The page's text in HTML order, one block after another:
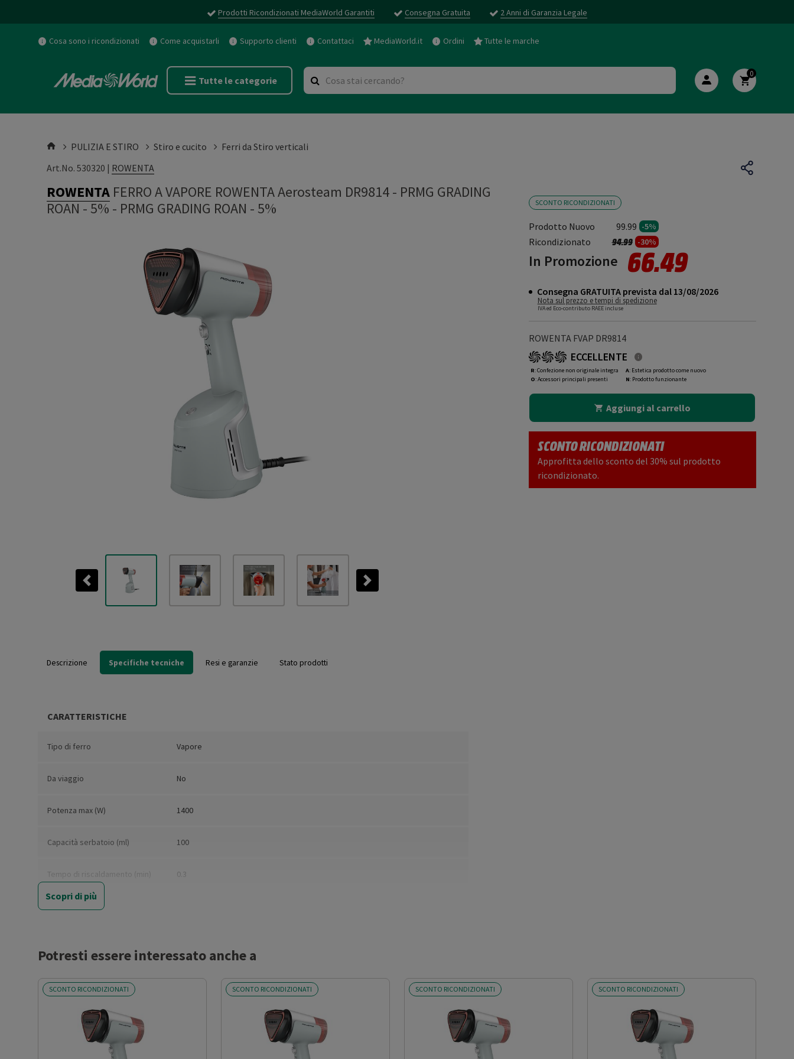
Prodotti Ricondizionati MediaWorld Garantiti Consegna Gratuita 2 Anni di Garanzia Legale
Cosa sono i ricondizionati Come acquistarli Supporto clienti Contattaci MediaWorld.it Ordini Tutte le marche
Tutte le categorie
0
PULIZIA E STIRO Stiro e cucito
Ferri da Stiro verticali
Art.No. 530320 | ROWENTA
ROWENTA FERRO A VAPORE ROWENTA Aerosteam DR9814 - PRMG GRADING
ROAN - 5% - PRMG GRADING ROAN - 5%
Previous Next
SCONTO RICONDIZIONATI
Prodotto Nuovo 99.99 -5%
Ricondizionato Prezzo ridotto da
94.99a-30%
In Promozione 66.49
Consegna GRATUITA prevista dal 13/08/2026
Nota sul prezzo e tempi di spedizione
IVA ed Eco-contributo RAEE incluse
ROWENTA FVAP DR9814
ECCELLENTE
R: Confezione non originale integra
O: Accessori principali presenti
A: Estetica prodotto come nuovo
N: Prodotto funzionante
Aggiungi al carrello
SCONTO RICONDIZIONATI
Approfitta dello sconto del 30% sul prodotto
ricondizionato.
Descrizione Specifiche tecniche Resi e garanzie Stato prodotti
CARATTERISTICHE
Tipo di ferro Vapore
Da viaggio No
Potenza max (W) 1400
Capacità serbatoio (ml) 100
Tempo di riscaldamento (min) 0.3
Spegnimento automatico
Spia pronto vapore
Scopri di più
Potresti essere interessato anche a
SCONTO RICONDIZIONATI SCONTO RICONDIZIONATI SCONTO RICONDIZIONATI SCONTO RICONDIZIONATI